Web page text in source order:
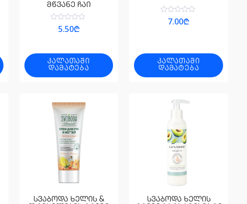
მწვანე ჩაი
შეფასება
დან
5.50₾
ᲙᲐᲚᲐᲗᲐᲨᲘ
ᲓᲐᲛᲐᲢᲔᲑᲐ
შეფასება
7.00₾
ᲙᲐᲚᲐᲗᲐᲨᲘ
ᲓᲐᲛᲐᲢᲔᲑᲐ
სვაბოდა ხელის &
სვაბოდა ხელის